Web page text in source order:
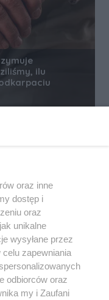
ilu
jest:
LIBERTAS
Rzeszów
oraz inne
dostęp i
oraz
unikalne
wysyłane przez
zapewniania
odbiorców oraz
my i Zaufani